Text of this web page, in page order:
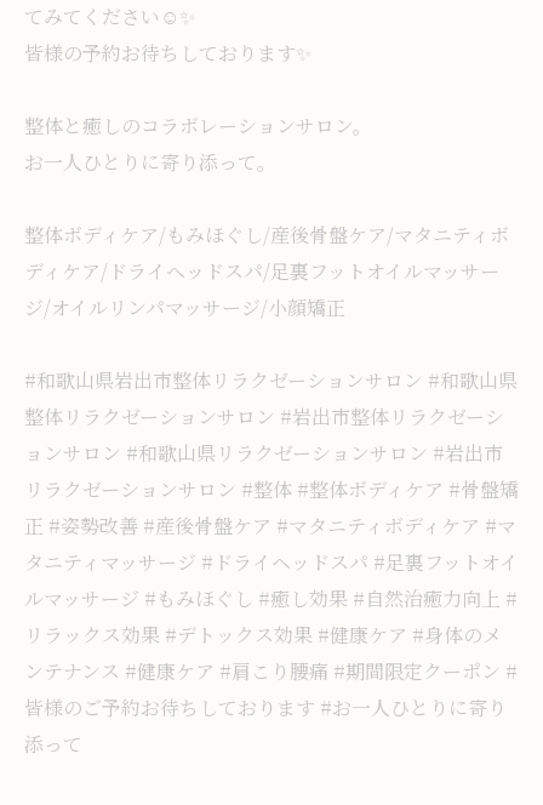
てみてください☺️✨️
皆様の予約お待ちしております✨️
整体と癒しのコラボレーションサロン。
お一人ひとりに寄り添って。
整体ボディケア/もみほぐし/産後骨盤ケア/マタニティボ
ディケア/ドライヘッドスパ/足裏フットオイルマッサー
ジ/オイルリンパマッサージ/小顔矯正
#和歌山県岩出市整体リラクゼーションサロン #和歌山県
整体リラクゼーションサロン #岩出市整体リラクゼーシ
ョンサロン #和歌山県リラクゼーションサロン #岩出市
リラクゼーションサロン #整体 #整体ボディケア #骨盤矯
正 #姿勢改善 #産後骨盤ケア #マタニティボディケア #マ
タニティマッサージ #ドライヘッドスパ #足裏フットオイ
ルマッサージ #もみほぐし #癒し効果 #自然治癒力向上 #
リラックス効果 #デトックス効果 #健康ケア #身体のメ
ンテナンス #健康ケア #肩こり腰痛 #期間限定クーポン #
皆様のご予約お待ちしております #お一人ひとりに寄り
添って